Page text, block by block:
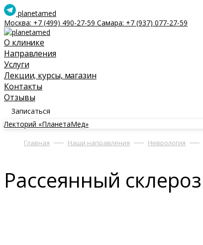
planetamed
Москва: +7 (499) 490-27-59 Самара: +7 (937) 077-27-59
О клинике
Направления
Услуги
Лекции, курсы, магазин
Контакты
Отзывы
Записаться
Лекторий «ПланетаМед»
Главная Наши направления Неврология
Рассеянный склероз